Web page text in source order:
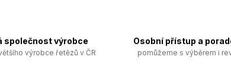
společnost výrobce
výrobce řetězů v ČR
Osobní přístup a
pomůžeme s výběrem i